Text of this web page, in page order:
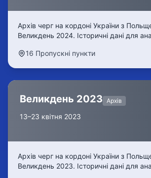
Архів черг на кордоні України з
Великдень 2024. Історичні дані для
16 Пропускні пункти
Великдень 2023 Архів
13–23 квітня 2023
Архів черг на кордоні України з
Великдень 2023. Історичні дані для